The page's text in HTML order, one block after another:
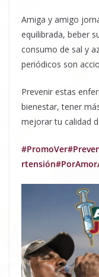
Amiga y amigo
equilibrada, beber
consumo de sal y
periódicos son
Prevenir estas
bienestar, tener
mejorar tu calidad
#PromoVer
rtensión